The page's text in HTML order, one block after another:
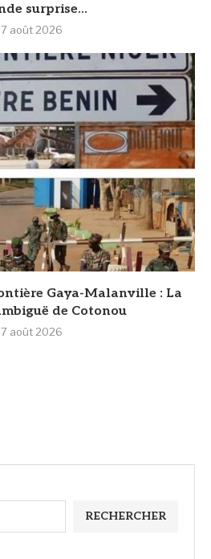
surprise...
7 août 2026
Gaya-Malanville : La
de Cotonou
7 août 2026
RECHERCHER